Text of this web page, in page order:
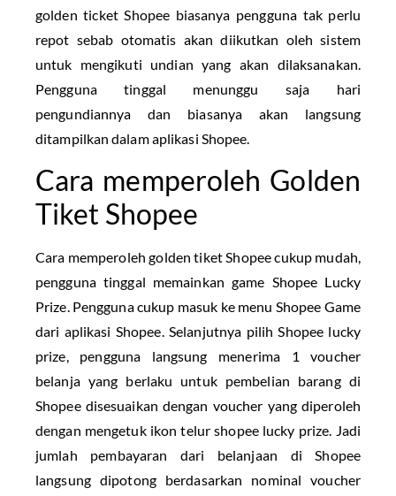
golden ticket Shopee biasanya pengguna tak perlu
repot sebab otomatis akan diikutkan oleh sistem
untuk mengikuti undian yang akan dilaksanakan.
Pengguna tinggal menunggu saja hari
pengundiannya dan biasanya akan langsung
ditampilkan dalam aplikasi Shopee.
Cara memperoleh Golden
Tiket Shopee
Cara memperoleh golden tiket Shopee cukup mudah,
pengguna tinggal memainkan game Shopee Lucky
Prize. Pengguna cukup masuk ke menu Shopee Game
dari aplikasi Shopee. Selanjutnya pilih Shopee lucky
prize, pengguna langsung menerima 1 voucher
belanja yang berlaku untuk pembelian barang di
Shopee disesuaikan dengan voucher yang diperoleh
dengan mengetuk ikon telur shopee lucky prize. Jadi
jumlah pembayaran dari belanjaan di Shopee
langsung dipotong berdasarkan nominal voucher